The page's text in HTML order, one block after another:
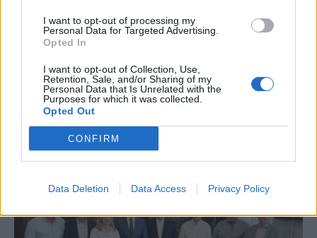
I want to opt-out of processing my
Personal Data for Targeted Advertising.
Opted In
I want to opt-out of Collection, Use,
Retention, Sale, and/or Sharing of my
Personal Data that Is Unrelated with the
Purposes for which it was collected.
Opted Out
CONFIRM
Data Deletion Data Access Privacy Policy
Εν αναμονή των αποφάσεων της Κομισιόν, για το αν και πόσο θα
αυξηθεί η φορολογία στα καπνικά προϊόντα, ως μέσο
Προϋπολογισμού, τα νέα στοιχεία της Eurostat ενισχύουν τα
επιχειρήματα όσων υποστηρίζουν ότι η αύξηση της φορολογίας
στα καπνικά δεν θα ωφελήσει μόνο τα κοινοτικά ταμεία, αλλά και
τα δημόσια συστήματα υγείας.
ΓΙΩΡΓΟΣ ΠΑΠΠΟΥΣ /06 Αυγ 2026